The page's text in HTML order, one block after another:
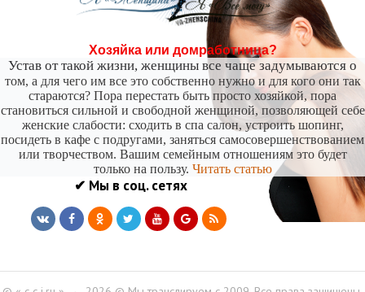
Хозяйка или домработница?
Устав от такой жизни, женщины все чаще задумываются о
том, а для чего им все это собственно нужно и для кого они так
стараются? Пора перестать быть просто хозяйкой, пора
становиться сильной и свободной женщиной, позволяющей себе
женские слабости: сходить в спа салон, устроить шопинг,
посидеть в кафе с подругами, заняться самосовершенствованием
или творчеством. Вашим семейным отношениям это будет
только на пользу. Читать статью
✔ Мы в соц. сетях